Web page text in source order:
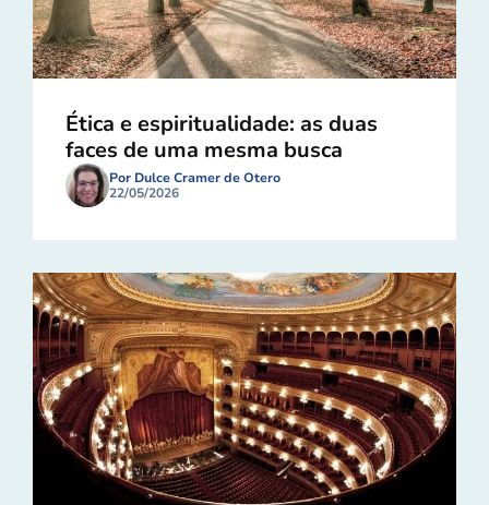
Ética e espiritualidade: as duas
faces de uma mesma busca
Por Dulce Cramer de Otero
22/05/2026